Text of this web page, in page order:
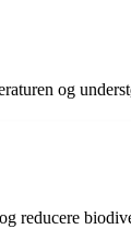
og
reducere